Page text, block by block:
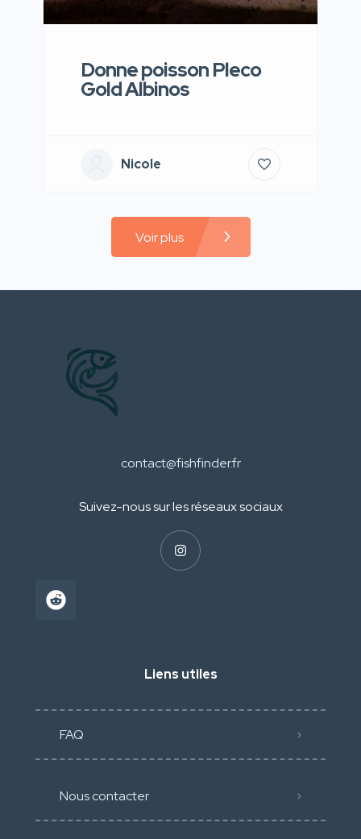
Donne poisson Pleco
Gold Albinos
Nicole
Voir plus
contact@fishfinder.fr
Suivez-nous sur les réseaux sociaux
Liens utiles
FAQ
Nous contacter